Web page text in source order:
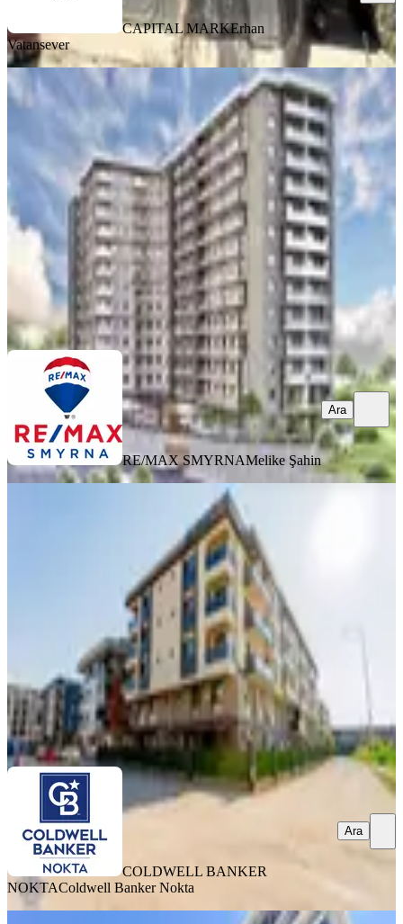
CAPITAL MARKErhan
Vatansever
SİTE İÇİ
Menemen Koyunderede Havuzlu
Sitede Satılık 1+1
Menemen, Kemal Atatürk Mahallesi
1+1·50 m²·3. Kat·08.08.2026
2.980.000 ₺
RE/MAX SMYRNA Melike Şahin
Ara
RE/MAX SMYRNAMelike Şahin
Ara
Menemen Seyrek'te Satılık 1+1
Dubleks Daire
Menemen, 85.yıl Cumhuriyet Mahallesi
1+1·72 m² ·Düz Giriş (Zemin)
4.500.000 ₺
COLDWELL BANKER NOKTA Coldwell Banker Nokta
Ara
COLDWELL BANKER
NOKTAColdwell Banker Nokta
Ara